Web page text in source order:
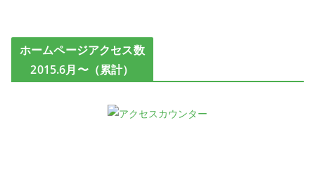
ホームページアクセス数
2015.6月〜（累計）